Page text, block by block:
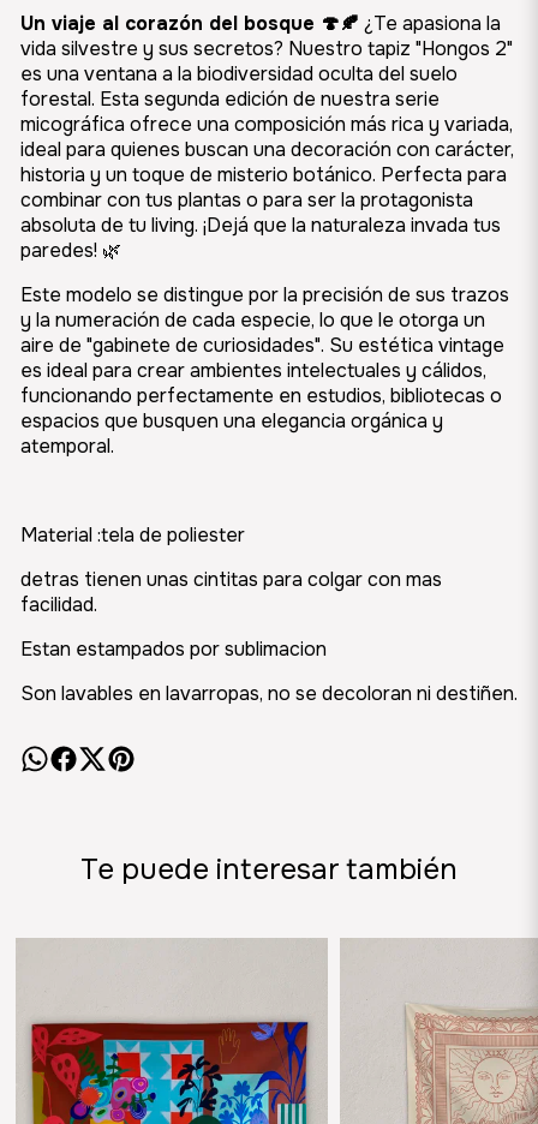
Un viaje al corazón del bosque 🍄🍂 ¿Te apasiona la
vida silvestre y sus secretos? Nuestro tapiz "Hongos 2"
es una ventana a la biodiversidad oculta del suelo
forestal. Esta segunda edición de nuestra serie
micográfica ofrece una composición más rica y variada,
ideal para quienes buscan una decoración con carácter,
historia y un toque de misterio botánico. Perfecta para
combinar con tus plantas o para ser la protagonista
absoluta de tu living. ¡Dejá que la naturaleza invada tus
paredes! 🌿
Este modelo se distingue por la precisión de sus trazos
y la numeración de cada especie, lo que le otorga un
aire de "gabinete de curiosidades". Su estética vintage
es ideal para crear ambientes intelectuales y cálidos,
funcionando perfectamente en estudios, bibliotecas o
espacios que busquen una elegancia orgánica y
atemporal.
Material :tela de poliester
detras tienen unas cintitas para colgar con mas
facilidad.
Estan estampados por sublimacion
Son lavables en lavarropas, no se decoloran ni destiñen.
Te puede interesar también